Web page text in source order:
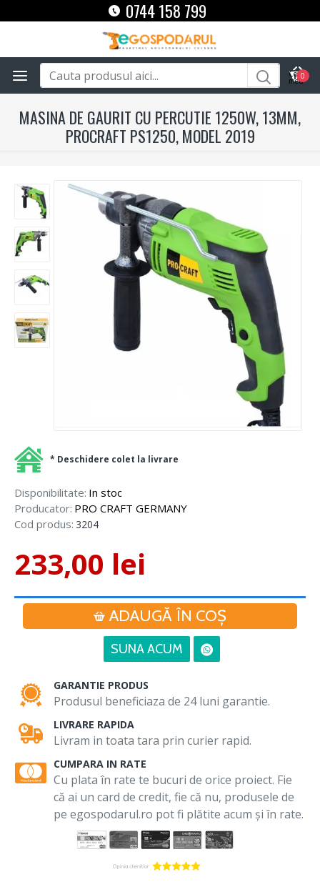
0744 158 799
0
MASINA DE GAURIT CU PERCUTIE 1250W, 13MM,
PROCRAFT PS1250, MODEL 2019
Disponibilitate: In stoc
Producator: PRO CRAFT GERMANY
Cod produs: 3204
233,00 lei
ADAUGĂ ÎN COŞ
SUNA ACUM
* Deschidere colet la livrare
GARANTIE PRODUS
Produsul beneficiaza de 24 luni garantie.
LIVRARE RAPIDA
Livram in toata tara prin curier rapid.
CUMPARA IN RATE
Cu plata în rate te bucuri de orice proiect. Fie
că ai un card de credit, fie că nu, produsele de
pe egospodarul.ro pot fi plătite acum și în rate.